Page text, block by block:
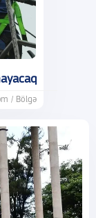
/ Bölgə